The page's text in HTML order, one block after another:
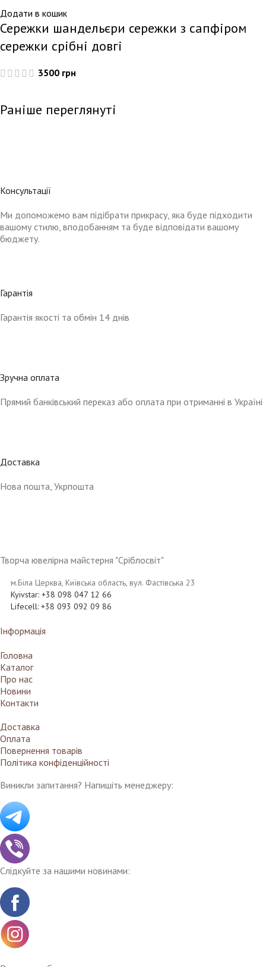
Додати в кошик
Сережки шандельєри сережки з сапфіром
сережки срібні довгі
3500 грн
Раніше переглянуті
Консультації
Ми допоможемо вам підібрати прикрасу, яка буде підходити
вашому стилю, вподобанням та буде відповідати вашому
бюджету.
Гарантія
Гарантія якості та обмін 14 днів
Зручна оплата
Прямий банківський переказ або оплата при отриманні в Україні
Доставка
Нова пошта, Укрпошта
Творча ювелірна майстерня "Сріблосвіт"
м.Біла Церква, Київська область, вул. Фастівська 23
Kyivstar: +38 098 047 12 66
Lifecell: +38 093 092 09 86
Інформація
Головна
Каталог
Про нас
Новини
Контакти
Доставка
Оплата
Повернення товарів
Політика конфіденційності
Виникли запитання? Напишіть менеджеру:
Слідкуйте за нашими новинами: